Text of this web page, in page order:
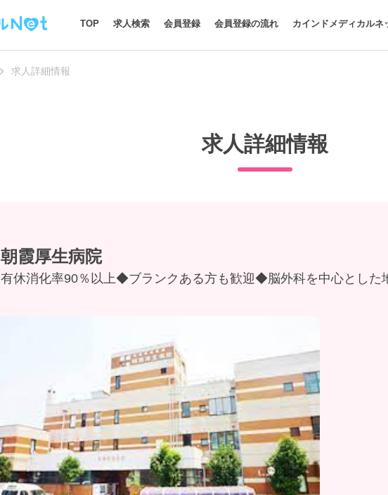
TOP 求人検索 会員登録 会員登録の流れ カインドメディカルネ
求人詳細情報
求人詳細情報
朝霞厚生病院
有休消化率90％以上◆ブランクある方も歓迎◆脳外科を中心とした